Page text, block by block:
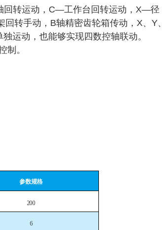
回转运动，C—工作台回转运动，X—径
转手动，B轴精密齿轮箱传动，X、Y、
运动，也能够实现四数控轴联动。
制。
参数规格
200
6